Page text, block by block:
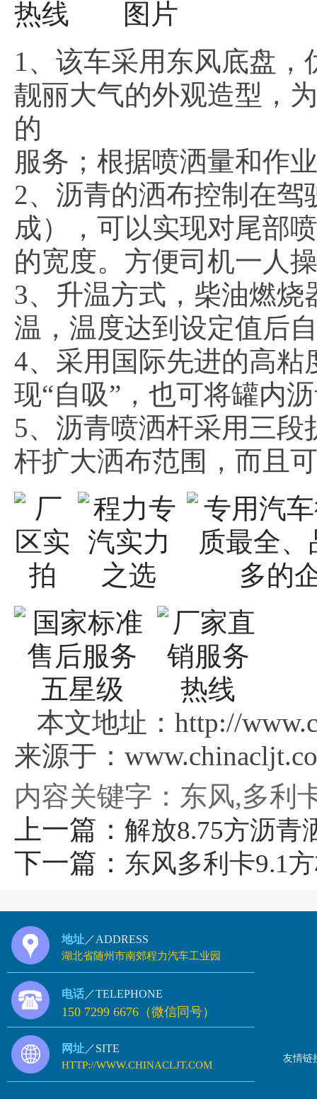
1、该车采用东风底盘
靓丽大气的外观造型，
的
服务；根据喷洒量和作
2、沥青的洒布控制在
成），可以实现对尾部
的宽度。方便司机一人
3、升温方式，柴油燃
温，温度达到设定值后
4、采用国际先进的高
现“自吸”，也可将罐内
5、沥青喷洒杆采用三
杆扩大洒布范围，而且
本文地址：http://
来源于：
内容关键字：东风,多利
上一篇： 解放8.75方沥青
下一篇： 东风多利卡9.1
地址 ／ADDRESS
湖北省随州市南郊程力汽车工业园
电话 ／TELEPHONE
150 7299 6676（微信同号）
网址 ／SITE
HTTP://WWW.CHINACLJT.COM
友情链